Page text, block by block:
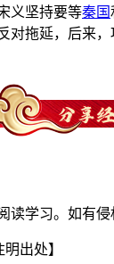
义坚持要等秦国
拖延，后来
学习。如有侵
出处】